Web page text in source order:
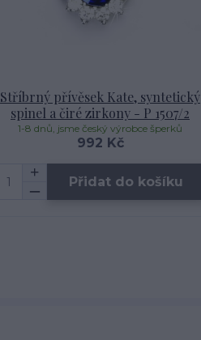
Stříbrný přívěsek Kate, syntetický
spinel a čiré zirkony - P 1507/2
992 Kč
1-8 dnů, jsme český výrobce šperků
Přidat do košíku